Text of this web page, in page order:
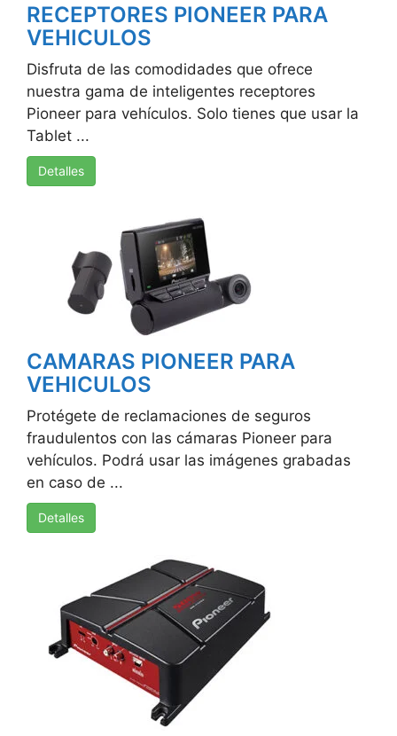
RECEPTORES PIONEER PARA
VEHICULOS
Disfruta de las comodidades que ofrece
nuestra gama de inteligentes receptores
Pioneer para vehículos. Solo tienes que usar la
Tablet ...
Detalles
CAMARAS PIONEER PARA
VEHICULOS
Protégete de reclamaciones de seguros
fraudulentos con las cámaras Pioneer para
vehículos. Podrá usar las imágenes grabadas
en caso de ...
Detalles